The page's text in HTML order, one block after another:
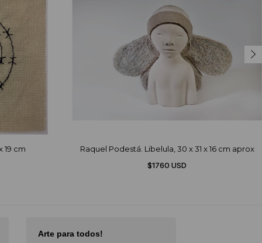
19 cm
Raquel Podestá. Libelula, 30 x 31 x 16 cm aprox
$1760 USD
Arte para todos!